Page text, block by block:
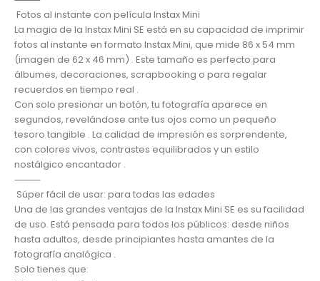
Fotos al instante con película Instax Mini
La magia de la Instax Mini SE está en su capacidad de imprimir
fotos al instante en formato Instax Mini, que mide 86 x 54 mm
(imagen de 62 x 46 mm) . Este tamaño es perfecto para
álbumes, decoraciones, scrapbooking o para regalar
recuerdos en tiempo real .
Con solo presionar un botón, tu fotografía aparece en
segundos, revelándose ante tus ojos como un pequeño
tesoro tangible . La calidad de impresión es sorprendente,
con colores vivos, contrastes equilibrados y un estilo
nostálgico encantador .
⸻
Súper fácil de usar: para todas las edades
Una de las grandes ventajas de la Instax Mini SE es su facilidad
de uso. Está pensada para todos los públicos: desde niños
hasta adultos, desde principiantes hasta amantes de la
fotografía analógica .
Solo tienes que: